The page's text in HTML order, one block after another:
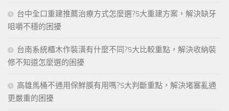
台中全口重建推薦治療方式怎麼選?5大重建方案，解決缺牙
咀嚼不穩的困擾
台南系統櫃木作裝潢有什麼不同?5大比較重點，解決收納裝
修不知道怎麼選的困擾
高雄馬桶不通用保鮮膜有用嗎?5大判斷重點，解決堵塞亂通
更嚴重的困擾